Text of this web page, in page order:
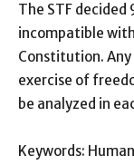
The STF
incompatible
Constitution. Any
exercise of
be analyzed in
Keywords: